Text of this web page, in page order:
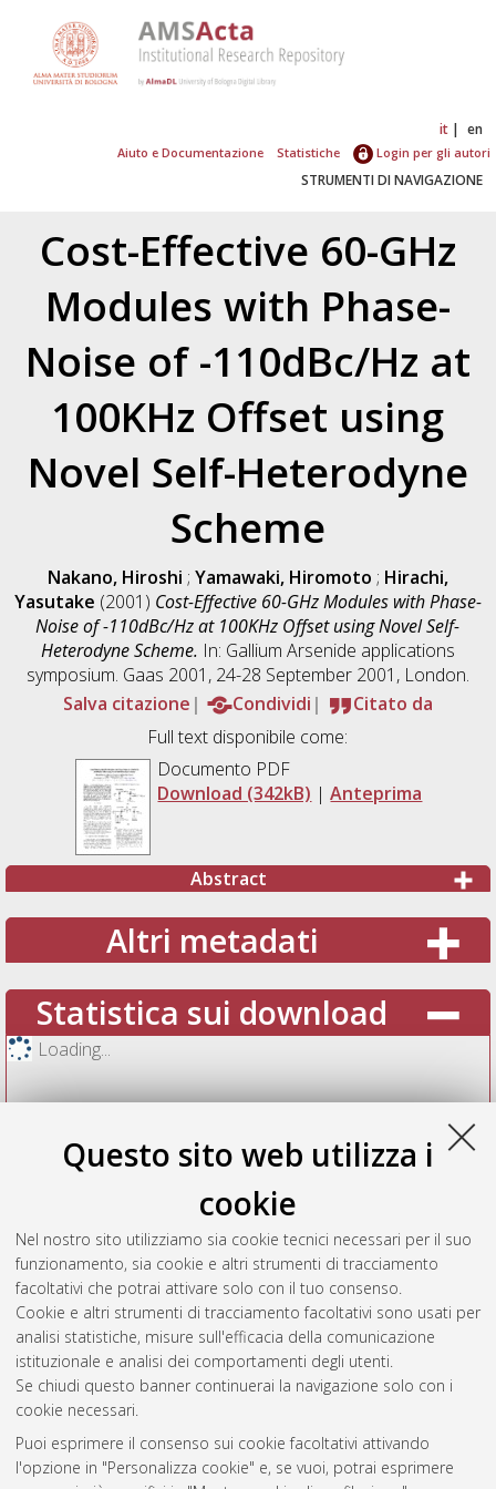
Questo sito web utilizza i
cookie
Nel nostro sito utilizziamo sia cookie tecnici necessari per il suo
funzionamento, sia cookie e altri strumenti di tracciamento
facoltativi che potrai attivare solo con il tuo consenso.
Cookie e altri strumenti di tracciamento facoltativi sono usati per
analisi statistiche, misure sull'efficacia della comunicazione
istituzionale e analisi dei comportamenti degli utenti.
Se chiudi questo banner continuerai la navigazione solo con i
cookie necessari.
Puoi esprimere il consenso sui cookie facoltativi attivando
l'opzione in "Personalizza cookie" e, se vuoi, potrai esprimere
it en
Aiuto e Documentazione Statistiche Login per gli autori
STRUMENTI DI NAVIGAZIONE
Cost-Effective 60-GHz
Modules with Phase-
Noise of -110dBc/Hz at
100KHz Offset using
Novel Self-Heterodyne
Scheme
Nakano, Hiroshi ; Yamawaki, Hiromoto ; Hirachi,
Yasutake (2001) Cost-Effective 60-GHz Modules with Phase-
Noise of -110dBc/Hz at 100KHz Offset using Novel Self-
Heterodyne Scheme. In: Gallium Arsenide applications
symposium. Gaas 2001, 24-28 September 2001, London.
Salva citazione
Condividi
Citato da
Full text disponibile come:
Documento PDF
Download (342kB) |Anteprima
Abstract
Altri metadati
Statistica sui download
Loading...
Vedi altre statistiche
Gestione del documento:
Atom
AMS Acta
ISSN: 2038-7954